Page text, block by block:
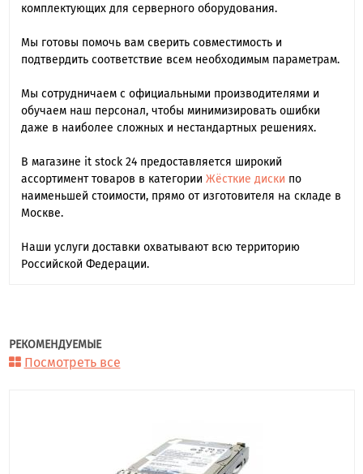
комплектующих для серверного оборудования.
Мы готовы помочь вам сверить совместимость и
подтвердить соответствие всем необходимым параметрам.
Мы сотрудничаем с официальными производителями и
обучаем наш персонал, чтобы минимизировать ошибки
даже в наиболее сложных и нестандартных решениях.
В магазине it stock 24 предоставляется широкий
ассортимент товаров в категории Жёсткие диски по
наименьшей стоимости, прямо от изготовителя на складе в
Москве.
Наши услуги доставки охватывают всю территорию
Российской Федерации.
РЕКОМЕНДУЕМЫЕ
Посмотреть все